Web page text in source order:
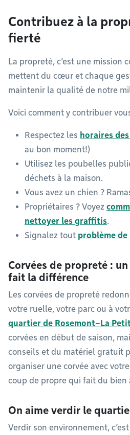
Contribuez à la
fierté
La propreté, c’est une mission
mettent du cœur et chaque
maintenir la qualité de notre
Voici comment y contribuer
Respectez les horaires
au bon moment!)
Utilisez les poubelles
déchets à la maison.
Vous avez un chien ?
Propriétaires ? Voyez
nettoyer les graffitis.
Signalez tout problème
Corvées de propreté :
fait la différence
Les corvées de propreté
votre ruelle, votre parc ou à
quartier de Rosemont–La
corvées en début de saison,
conseils et du matériel gratuit
organiser une corvée avec
coup de propre qui fait du bien
On aime verdir le
Verdir son environnement,